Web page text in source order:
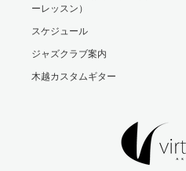
ーレッスン）
スケジュール
ジャズクラブ案内
木越カスタムギター